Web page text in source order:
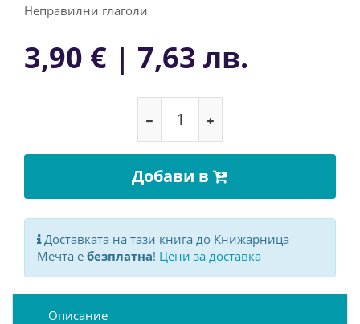
Неправилни глаголи
3,90 € | 7,63 лв.
Добави в
Доставката на тази книга до Книжарница
Мечта е безплатна! Цени за доставка
Описание